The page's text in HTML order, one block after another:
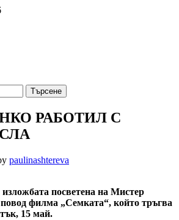
РАБОТИЛ С
paulinashtereva
посветена на Мистер
филма „Семката“, който тръгва
15 май.